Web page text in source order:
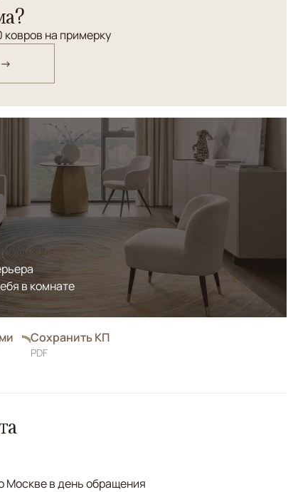
изысканности и статуса.
на примерку
→
в комнате
Сохранить КП
PDF
Москве в день обращения